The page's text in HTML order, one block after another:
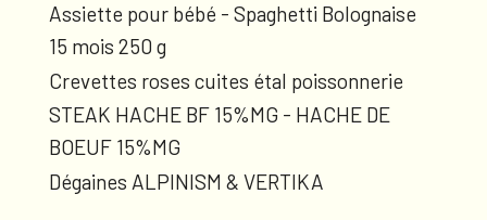
Assiette pour bébé - Spaghetti Bolognaise
15 mois 250 g
Crevettes roses cuites étal poissonnerie
STEAK HACHE BF 15%MG - HACHE DE
BOEUF 15%MG
Dégaines ALPINISM & VERTIKA